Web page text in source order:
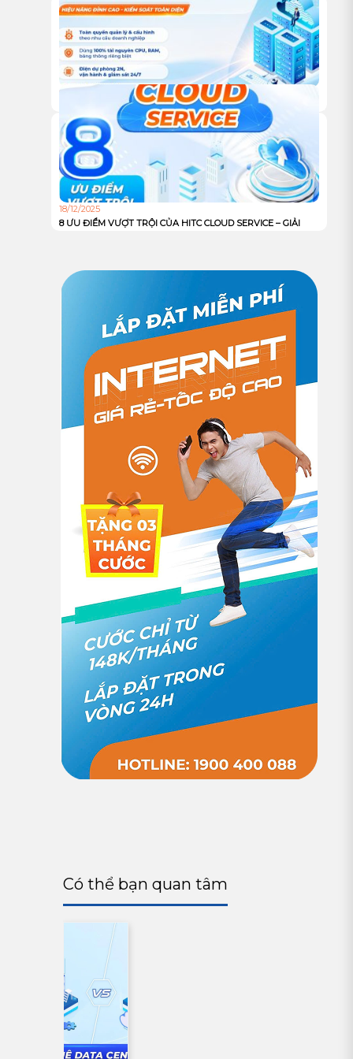
VÀ TỐI ƯU TRẢI NGHIỆM NGƯỜI DÙNG TOÀN CẦU
18/12/2025
DỊCH VỤ DEDICATED SERVER TỪ HITC – HIỆU NĂNG ĐỈNH
CAO, KIỂM SOÁT TOÀN DIỆN CHO DOANH NGHIỆP
18/12/2025
8 ƯU ĐIỂM VƯỢT TRỘI CỦA HITC CLOUD SERVICE – GIẢI
Có thể bạn quan tâm